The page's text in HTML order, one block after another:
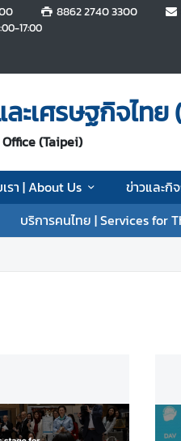
8862 2740 3300
17:00
ะเศรษฐกิจไทย
(Taipei)
รา | About Us ข่าวและกิ
บริการคนไทย | Services for